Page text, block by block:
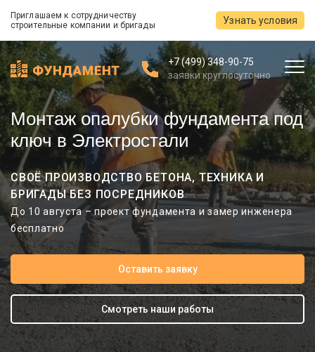
Приглашаем к сотрудничеству
строительные компании и бригады
Узнать условия
+7 (499) 348-90-75
заявки круглосуточно
Монтаж опалубки фундамента под
ключ в Электростали
СВОЁ ПРОИЗВОДСТВО БЕТОНА, ТЕХНИКА И
БРИГАДЫ БЕЗ ПОСРЕДНИКОВ
До 10 августа – проект фундамента и замер инженера
бесплатно
Оставить заявку
Смотреть наши работы